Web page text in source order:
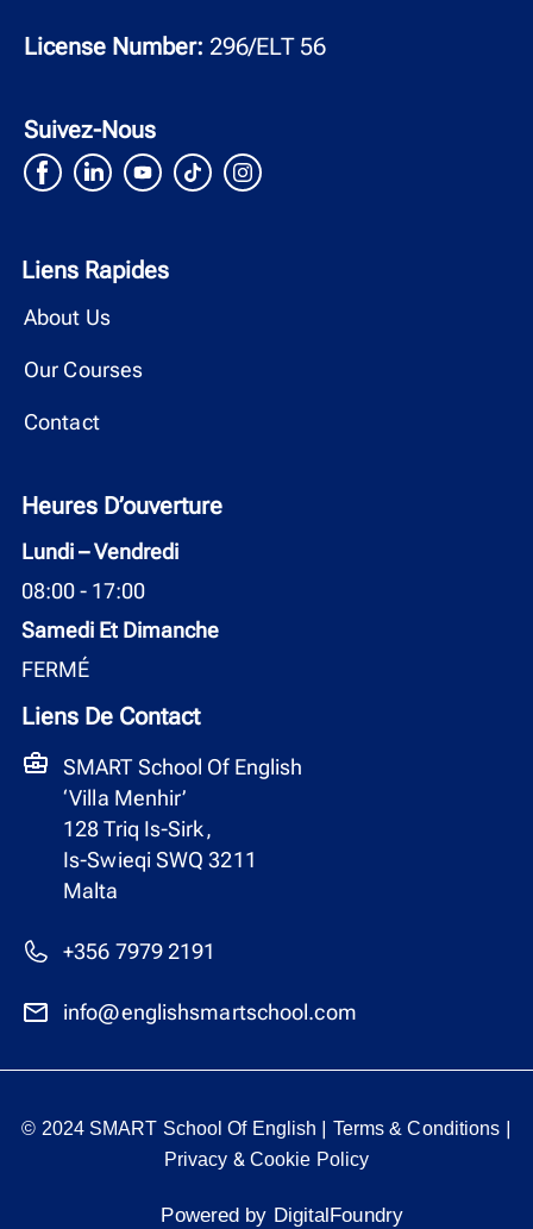
License Number: 296/ELT 56
Suivez-Nous
Liens Rapides
About Us
Our Courses
Contact
Heures D’ouverture
Lundi – Vendredi
08:00 - 17:00
Samedi Et Dimanche
FERMÉ
Liens De Contact
SMART School Of English
‘Villa Menhir’
128 Triq Is-Sirk,
Is-Swieqi SWQ 3211
Malta
+356 7979 2191
info@englishsmartschool.com
© 2024 SMART School Of English | Terms & Conditions |
Privacy & Cookie Policy
Powered by DigitalFoundry